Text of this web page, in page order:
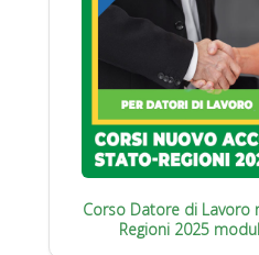
Corso Datore di Lavoro
Regioni 2025